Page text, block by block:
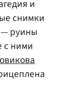
и
снимки
— руины
с ними